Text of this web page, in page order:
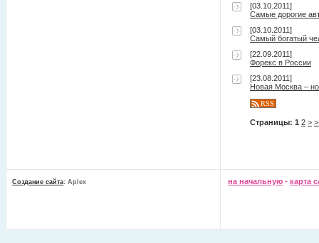
[03.10.2011]
Самые дорогие
[03.10.2011]
Самый богатый
[22.09.2011]
Форекс в России
[23.08.2011]
Новая Москва –
RSS
Страницы: 1 2 >
Создание сайта: Aplex на начальную - карта